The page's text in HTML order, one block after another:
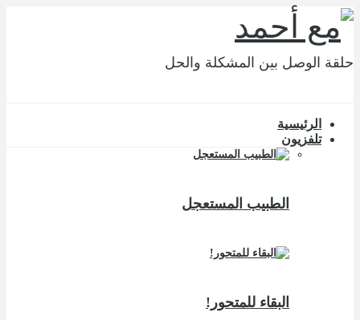
حلقة الوصل بين المشكلة والحل
الرئيسية
تلفزيون
الطبيب المستعجل
البقاء للمتحور!